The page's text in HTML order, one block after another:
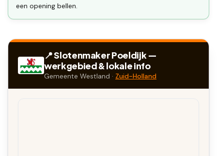
een opening bellen.
📍 SlotenmakerPoeldijk—
werkgebied & lokale info
GemeenteWestland · Zuid-Holland